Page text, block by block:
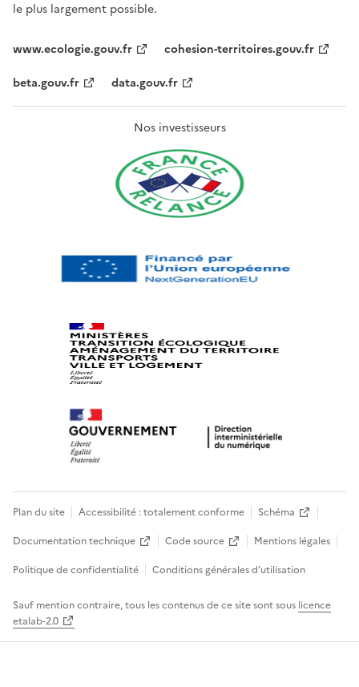
le plus largement possible.
www.ecologie.gouv.fr
cohesion-territoires.gouv.fr
beta.gouv.fr
data.gouv.fr
Nos investisseurs
Plan du site Accessibilité : totalement conforme
Schéma
Documentation technique
Code source
Mentions légales
Politique de confidentialité
Conditions générales d’utilisation
Sauf mention contraire, tous les contenus de ce site sont sous licence
etalab-2.0